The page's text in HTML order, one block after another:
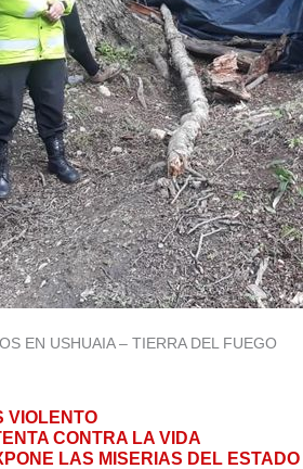
EN USHUAIA – TIERRA DEL FUEGO
VIOLENTO
CONTRA LA VIDA
LAS MISERIAS DEL ESTADO